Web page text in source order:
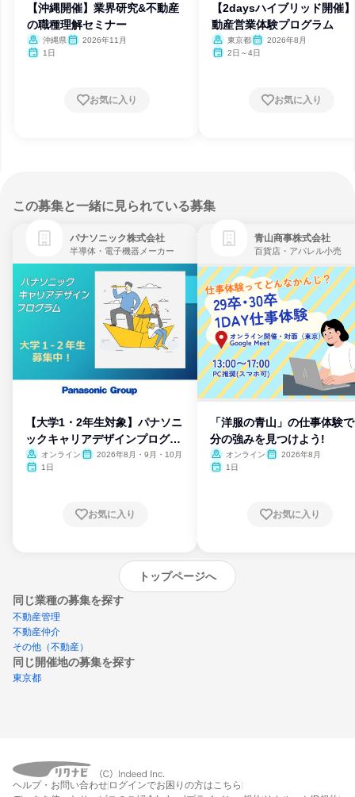
【沖縄開催】業界研究&不動産
の職種理解セミナー
沖縄県
2026年11月
1日
お気に入り
【2daysハイブリッド開催
動産営業体験プログラム
東京都
2026年8月
2日～4日
お気に入り
この募集と一緒に見られている募集
パナソニック株式会社
半導体・電子機器メーカー
【大学1・2年生対象】パナソニ
ックキャリアデザインプログラ
ム
オンライン
2026年8月・9月・10月
1日
お気に入り
青山商事株式会社
百貨店・アパレル小売
「洋服の青山」の仕事体験
分の強みを見つけよう!
オンライン
2026年8月
1日
お気に入り
トップページへ
同じ業種の募集を探す
不動産管理
不動産仲介
その他（不動産）
同じ開催地の募集を探す
東京都
エントリーするとプログラムの詳細案内を
受け取れるようになります
ヘルプ・お問い合わせ ログインでお困りの方はこちら